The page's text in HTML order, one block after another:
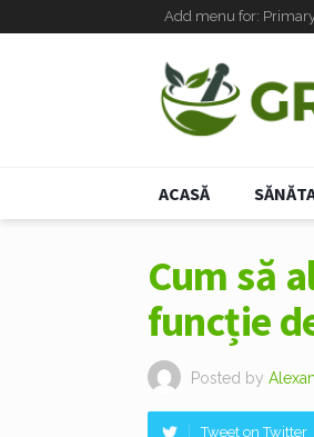
Add menu for:
ACASĂ
Cum să
funcție
Posted by
Tweet on Twitter